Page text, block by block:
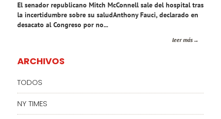
El senador republicano Mitch McConnell sale del hospital tras
la incertidumbre sobre su saludAnthony Fauci, declarado en
desacato al Congreso por no...
leer más
ARCHIVOS
TODOS
NY TIMES